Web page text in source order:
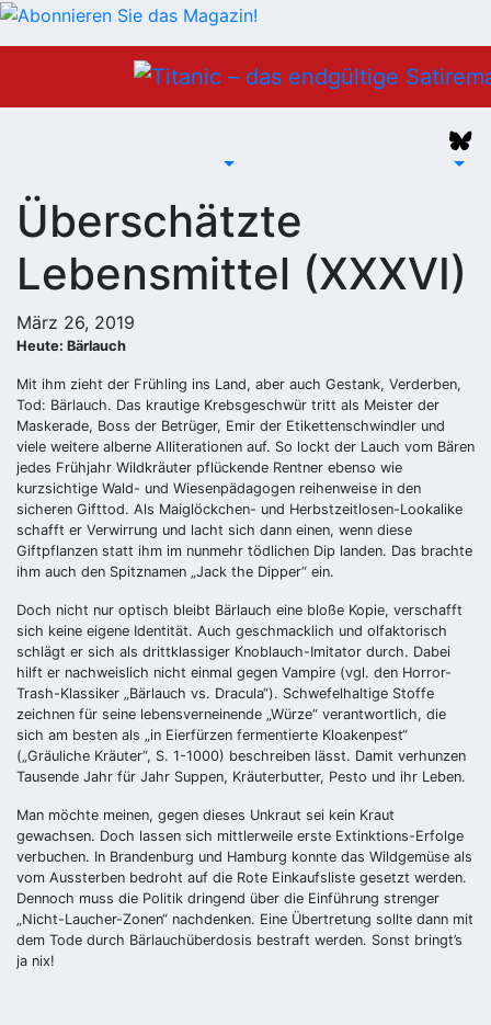
Überschätzte
Lebensmittel (XXXVI)
März 26, 2019
Heute: Bärlauch
Mit ihm zieht der Frühling ins Land, aber auch Gestank, Verderben,
Tod: Bärlauch. Das krautige Krebsgeschwür tritt als Meister der
Maskerade, Boss der Betrüger, Emir der Etikettenschwindler und
viele weitere alberne Alliterationen auf. So lockt der Lauch vom Bären
jedes Frühjahr Wildkräuter pflückende Rentner ebenso wie
kurzsichtige Wald- und Wiesenpädagogen reihenweise in den
sicheren Gifttod. Als Maiglöckchen- und Herbstzeitlosen-Lookalike
schafft er Verwirrung und lacht sich dann einen, wenn diese
Giftpflanzen statt ihm im nunmehr tödlichen Dip landen. Das brachte
ihm auch den Spitznamen „Jack the Dipper“ ein.
Doch nicht nur optisch bleibt Bärlauch eine bloße Kopie, verschafft
sich keine eigene Identität. Auch geschmacklich und olfaktorisch
schlägt er sich als drittklassiger Knoblauch-Imitator durch. Dabei
hilft er nachweislich nicht einmal gegen Vampire (vgl. den Horror-
Trash-Klassiker „Bärlauch vs. Dracula“). Schwefelhaltige Stoffe
zeichnen für seine lebensverneinende „Würze“ verantwortlich, die
sich am besten als „in Eierfürzen fermentierte Kloakenpest“
(„Gräuliche Kräuter“, S. 1-1000) beschreiben lässt. Damit verhunzen
Tausende Jahr für Jahr Suppen, Kräuterbutter, Pesto und ihr Leben.
Man möchte meinen, gegen dieses Unkraut sei kein Kraut
gewachsen. Doch lassen sich mittlerweile erste Extinktions-Erfolge
verbuchen. In Brandenburg und Hamburg konnte das Wildgemüse als
vom Aussterben bedroht auf die Rote Einkaufsliste gesetzt werden.
Dennoch muss die Politik dringend über die Einführung strenger
„Nicht-Laucher-Zonen“ nachdenken. Eine Übertretung sollte dann mit
dem Tode durch Bärlauchüberdosis bestraft werden. Sonst bringt’s
ja nix!